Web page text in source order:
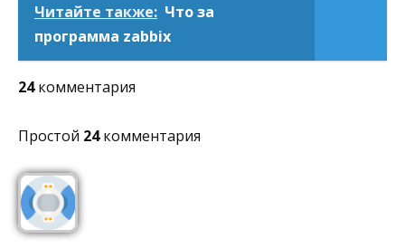
Читайте также: Что за
программа zabbix
24комментария
Простой 24комментария